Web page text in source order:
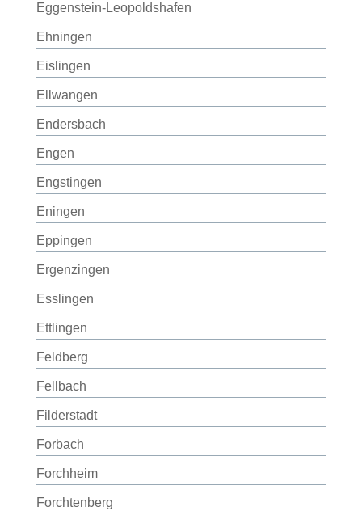
Eggenstein-Leopoldshafen
Ehningen
Eislingen
Ellwangen
Endersbach
Engen
Engstingen
Eningen
Eppingen
Ergenzingen
Esslingen
Ettlingen
Feldberg
Fellbach
Filderstadt
Forbach
Forchheim
Forchtenberg